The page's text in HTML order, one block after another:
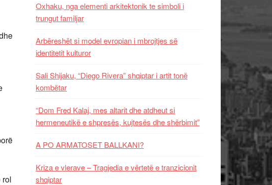
rol
Oxhaku, nga elementi arkitektonik te simboli i
trungut familjar
Arbëreshët si model evropian i mbrojtjes së
identitetit kulturor
Sali Shijaku, “Diego Rivera” shqiptar i artit tonë
kombëtar
“Dom Fred Kalaj, mes altarit dhe atdheut si
hermeneutikë e shpresës, kujtesës dhe shërbimit”
A PO ARMATOSET BALLKANI?
Kriza e vlerave – Tragjedia e vërtetë e tranzicionit
shqiptar